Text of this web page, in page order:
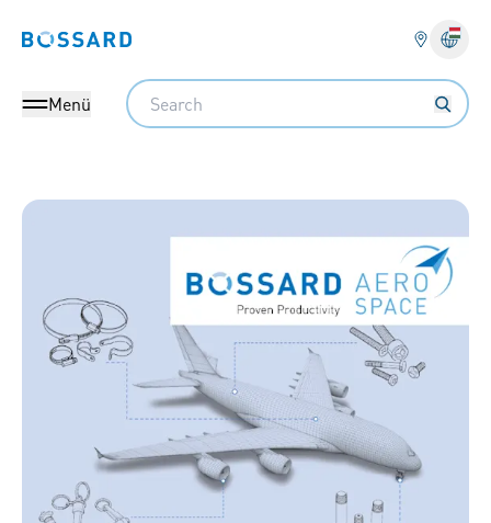
Bossard homepage
Menü
Search